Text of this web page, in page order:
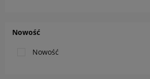
Nowość
Nowość